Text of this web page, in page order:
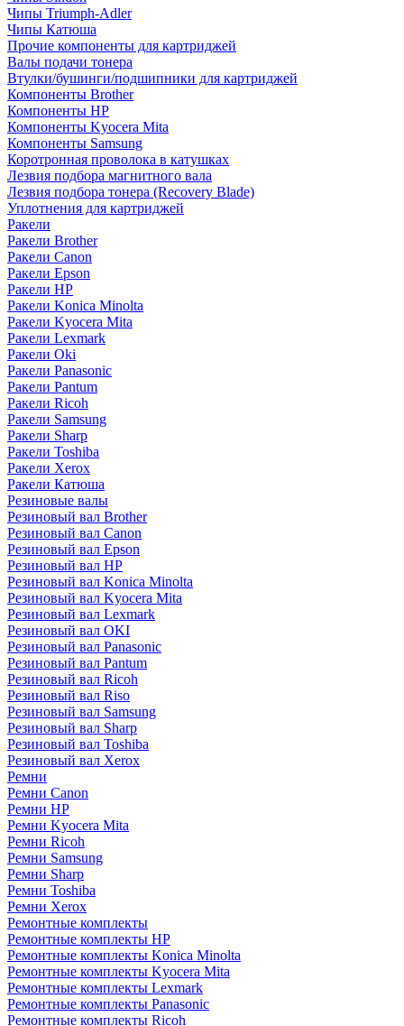
Чипы Triumph-Adler
Чипы Катюша
Прочие компоненты для картриджей
Валы подачи тонера
Втулки/бушинги/подшипники для картриджей
Компоненты Brother
Компоненты HP
Компоненты Kyocera Mita
Компоненты Samsung
Коротронная проволока в катушках
Лезвия подбора магнитного вала
Лезвия подбора тонера (Recovery Blade)
Уплотнения для картриджей
Ракели
Ракели Brother
Ракели Canon
Ракели Epson
Ракели HP
Ракели Konica Minolta
Ракели Kyocera Mita
Ракели Lexmark
Ракели Oki
Ракели Panasonic
Ракели Pantum
Ракели Ricoh
Ракели Samsung
Ракели Sharp
Ракели Toshiba
Ракели Xerox
Ракели Катюша
Резиновые валы
Резиновый вал Brother
Резиновый вал Canon
Резиновый вал Epson
Резиновый вал HP
Резиновый вал Konica Minolta
Резиновый вал Kyocera Mita
Резиновый вал Lexmark
Резиновый вал OKI
Резиновый вал Panasonic
Резиновый вал Pantum
Резиновый вал Ricoh
Резиновый вал Riso
Резиновый вал Samsung
Резиновый вал Sharp
Резиновый вал Toshiba
Резиновый вал Xerox
Ремни
Ремни Canon
Ремни HP
Ремни Kyocera Mita
Ремни Ricoh
Ремни Samsung
Ремни Sharp
Ремни Toshiba
Ремни Xerox
Ремонтные комплекты
Ремонтные комплекты HP
Ремонтные комплекты Konica Minolta
Ремонтные комплекты Kyocera Mita
Ремонтные комплекты Lexmark
Ремонтные комплекты Panasonic
Ремонтные комплекты Ricoh